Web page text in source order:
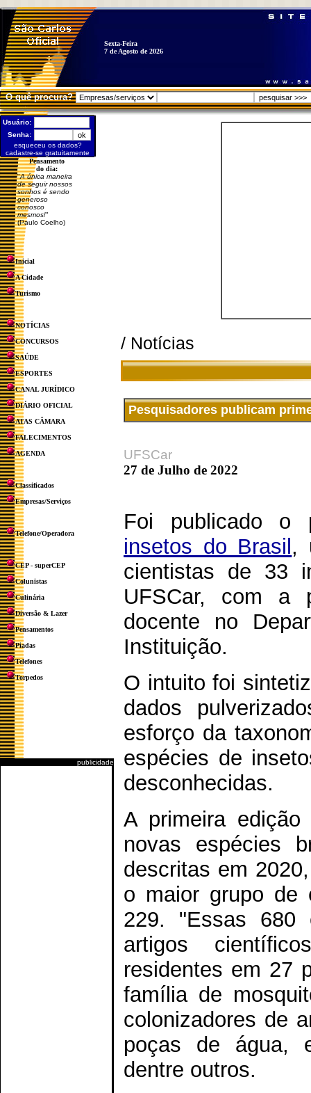
Sexta-Feira
7 de Agosto de 2026
O quê procura?
Usuário:
Senha:
esqueceu os dados?
cadastre-se gratuitamente
Pensamento
do dia:
"A única maneira
de seguir nossos
sonhos é sendo
generoso
conosco
mesmos!"
(Paulo Coelho)
Inicial
A Cidade
Turismo
NOTÍCIAS
CONCURSOS
SAÚDE
ESPORTES
CANAL JURÍDICO
DIÁRIO OFICIAL
ATAS CÂMARA
FALECIMENTOS
AGENDA
Classificados
Empresas/Serviços
Telefone/Operadora
CEP - superCEP
Colunistas
Culinária
Diversão & Lazer
Pensamentos
Piadas
Telefones
Torpedos
publicidade
/ Notícias
Pesquisadores publicam
UFSCar
27 de Julho de 2022
Foi publicado o
insetos do Brasil ,
cientistas de 33
UFSCar, com a
docente no
Instituição.
O intuito foi
dados
esforço da
espécies de
desconhecidas.
A primeira
novas espécies
descritas em
o maior grupo de
229. "Essas 680
artigos
residentes em 27
família de
colonizadores de
poças de água,
dentre outros.